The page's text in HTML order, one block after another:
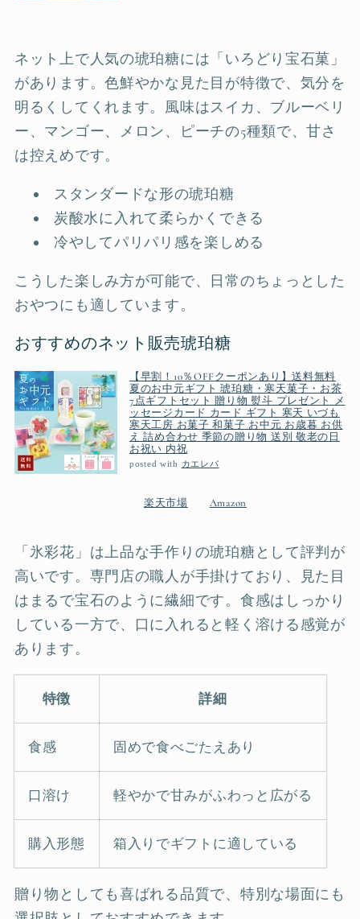
ネット上で人気の琥珀糖には「いろどり宝石菓」
があります。色鮮やかな見た目が特徴で、気分を
明るくしてくれます。風味はスイカ、ブルーベリ
ー、マンゴー、メロン、ピーチの5種類で、甘さ
は控えめです。
スタンダードな形の琥珀糖
炭酸水に入れて柔らかくできる
冷やしてパリパリ感を楽しめる
こうした楽しみ方が可能で、日常のちょっとした
おやつにも適しています。
おすすめのネット販売琥珀糖
【早割！10％OFFクーポンあり】送料無料
夏のお中元ギフト 琥珀糖・寒天菓子・お茶
7点ギフトセット 贈り物 熨斗 プレゼント メ
ッセージカード カード ギフト 寒天 いづも
寒天工房 お菓子 和菓子 お中元 お歳暮 お供
え 詰め合わせ 季節の贈り物 送別 敬老の日
お祝い 内祝
posted with カエレバ
楽天市場 Amazon
「氷彩花」は上品な手作りの琥珀糖として評判が
高いです。専門店の職人が手掛けており、見た目
はまるで宝石のように繊細です。食感はしっかり
している一方で、口に入れると軽く溶ける感覚が
あります。
特徴 詳細
食感 固めで食べごたえあり
口溶け 軽やかで甘みがふわっと広がる
購入形態 箱入りでギフトに適している
贈り物としても喜ばれる品質で、特別な場面にも